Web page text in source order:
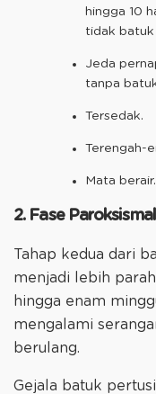
hingga 10
tidak batuk
Jeda
tanpa
Tersedak.
Terengah-
Mata berair.
2. Fase Paroksismal
Tahap kedua dari
menjadi lebih
hingga enam
mengalami
berulang.
Gejala batuk